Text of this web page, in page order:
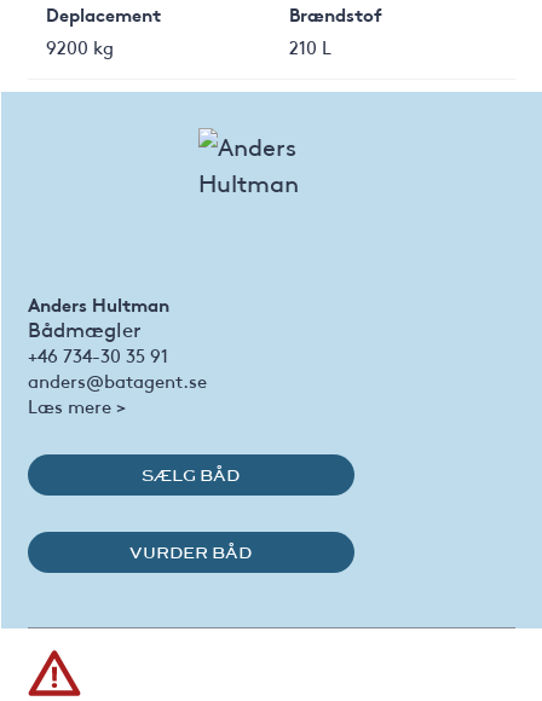
Deplacement
9200 kg
Brændstof
210 L
Anders Hultman
Bådmægler
+46 734-30 35 91
anders@batagent.se
Læs mere >
SÆLG BÅD
VURDER BÅD